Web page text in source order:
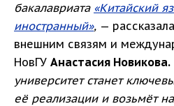
бакалавриата «Китайский
иностранный», —
внешним связям и
НовГУ Анастасия Новикова.
университет станет
её реализации и возьмёт